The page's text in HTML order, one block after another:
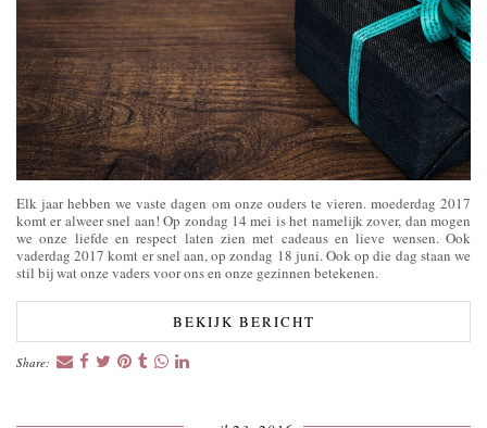
Elk jaar hebben we vaste dagen om onze ouders te vieren. moederdag 2017
komt er alweer snel aan! Op zondag 14 mei is het namelijk zover, dan mogen
we onze liefde en respect laten zien met cadeaus en lieve wensen. Ook
vaderdag 2017 komt er snel aan, op zondag 18 juni. Ook op die dag staan we
stil bij wat onze vaders voor ons en onze gezinnen betekenen.
BEKIJK BERICHT
Share: